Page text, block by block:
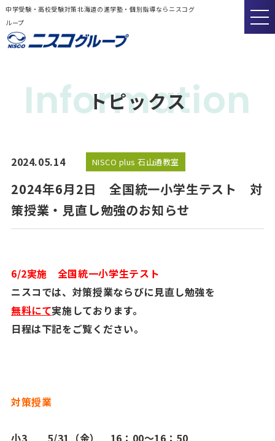
中学受験・高校受験対策北海道の進学塾・個別指導ならニスコグ
ループ
トピックス
Information
2024.05.14 NISCO plus 石山通教室
2024年6月2日 全国統一小学生テスト 対
策授業・見直し勉強のお知らせ
6/2実施 全国統一小学生テスト
ニスコでは、対策授業ならびに見直し勉強を
無料にて実施しております。
日程は下記をご覧ください。
対策授業
小3 5/31（金） 16：00～16：50